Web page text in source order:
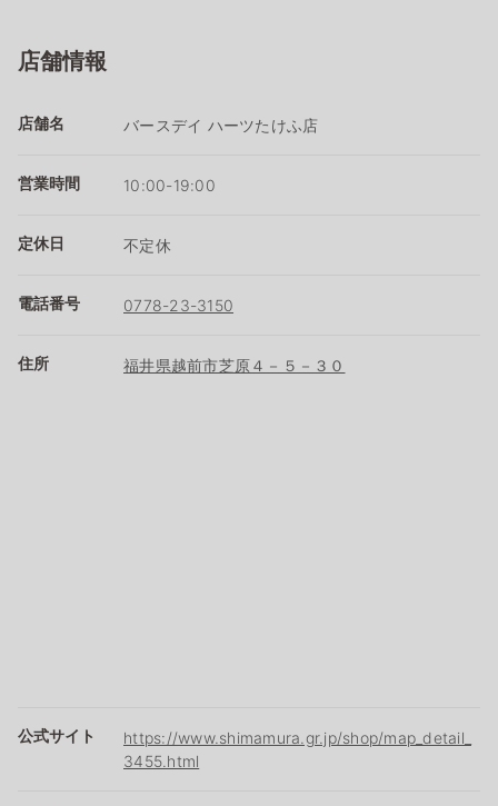
店舗情報
店舗名 バースデイ ハーツたけふ店
営業時間 10:00-19:00
定休日 不定休
電話番号 0778-23-3150
住所 福井県越前市芝原４－５－３０
公式サイト
https://www.shimamura.gr.jp/shop/map_detail_
3455.html